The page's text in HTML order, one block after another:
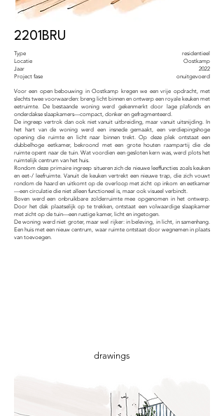
2201BRU
Type
Locatie
Jaar
Project fase
residentieel
Oostkamp
2022
onuitgevoerd
Voor een open bebouwing in Oostkamp kregen we een vrije opdracht, met
slechts twee voorwaarden: breng licht binnen en ontwerp een royale keuken met
eetruimte. De bestaande woning werd gekenmerkt door lage plafonds en
onderdakse slaapkamers—compact, donker en gefragmenteerd.
De ingreep vertrok dan ook niet vanuit uitbreiding, maar vanuit uitsnijding. In
het hart van de woning werd een insnede gemaakt, een verdiepingshoge
opening die ruimte en licht naar binnen trekt. Op deze plek ontstaat een
dubbelhoge eetkamer, bekroond met een grote houten raampartij die de
ruimte opent naar de tuin. Wat voordien een gesloten kern was, werd plots het
ruimtelijk centrum van het huis.
Rondom deze primaire ingreep situeren zich de nieuwe leeffuncties zoals keuken
en eet-/ leefruimte. Vanuit de keuken vertrekt een nieuwe trap, die zich vouwt
rondom de haard en uitkomt op de overloop met zicht op inkom en eetkamer
—een circulatie die niet alleen functioneel is, maar ook visueel verbindt.
Boven werd een onbruikbare zolderruimte mee opgenomen in het ontwerp.
Door het dak plaatselijk op te trekken, ontstaat een volwaardige slaapkamer
met zicht op de tuin—een rustige kamer, licht en ingetogen.
De woning werd niet groter, maar wel rijker: in beleving, in licht, in samenhang.
Een huis met een nieuw centrum, waar ruimte ontstaat door wegnemen in plaats
van toevoegen.
drawings